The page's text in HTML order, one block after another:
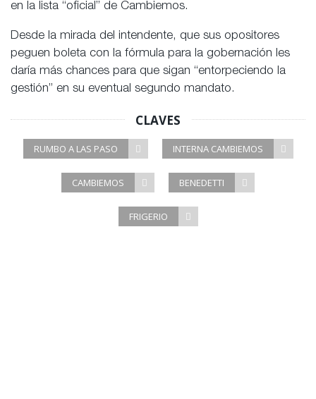
en la lista “oficial” de Cambiemos.
Desde la mirada del intendente, que sus opositores
peguen boleta con la fórmula para la gobernación les
daría más chances para que sigan “entorpeciendo la
gestión” en su eventual segundo mandato.
CLAVES
RUMBO A LAS PASO INTERNA CAMBIEMOS
CAMBIEMOS BENEDETTI
FRIGERIO